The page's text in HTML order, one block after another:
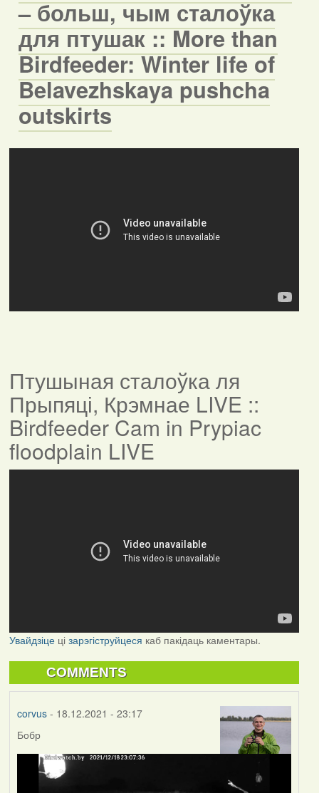
– больш, чым сталоўка
для птушак :: More than
Birdfeeder: Winter life of
Belavezhskaya pushcha
outskirts
Птушыная сталоўка ля
Прыпяці, Крэмнае LIVE ::
Birdfeeder Cam in Prypiac
floodplain LIVE
Увайдзіцеці зарэгіструйцеся каб пакідаць каментары.
COMMENTS
corvus- 18.12.2021 - 23:17
Бобр